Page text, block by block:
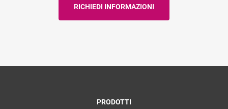
PRODOTTI